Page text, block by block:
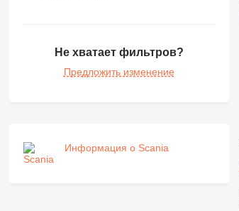
Не хватает фильтров?
Предложить изменение
Информация о Scania